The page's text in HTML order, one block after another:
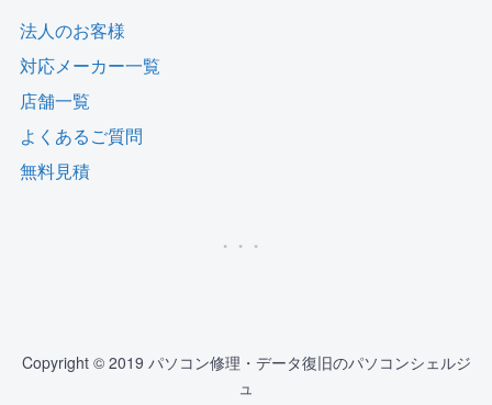
法人のお客様
対応メーカー一覧
店舗一覧
よくあるご質問
無料見積
Copyright © 2019 パソコン修理・データ復旧のパソコンシェルジ
ュ